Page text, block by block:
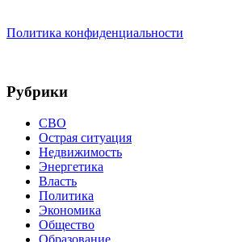
Политика конфиденциальности
Рубрики
СВО
Острая ситуация
Недвижимость
Энергетика
Власть
Политика
Экономика
Общество
Образование